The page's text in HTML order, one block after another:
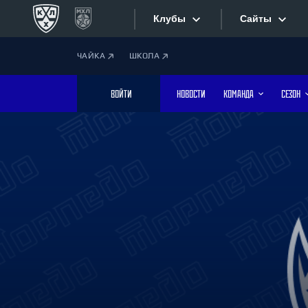
Клубы
Дивизион Боброва
Лада
Сайты
Фотобанк
ЧАЙКА ШКОЛА
ВОЙТИ НОВОСТИ КОМАНДА СЕЗОН